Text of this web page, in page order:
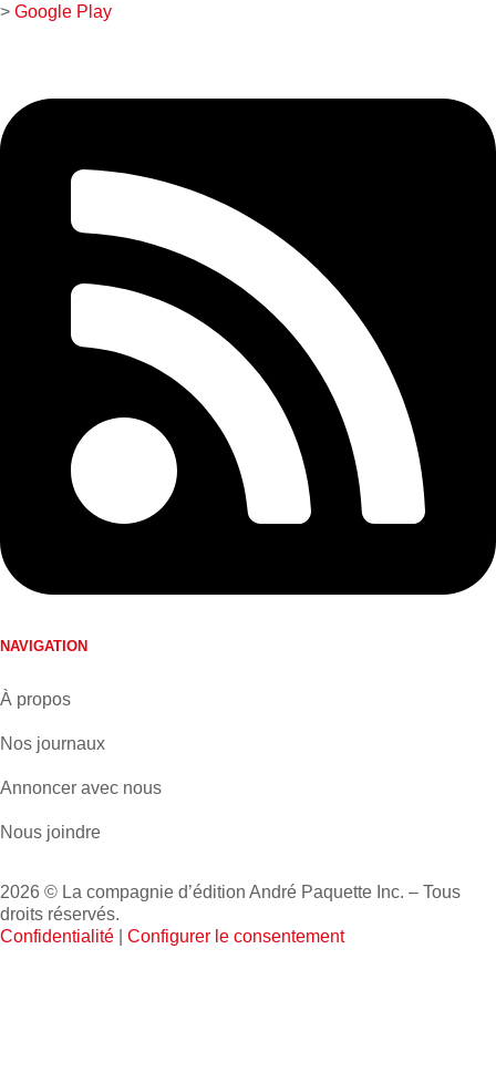
> Google Play
NAVIGATION
À propos
Nos journaux
Annoncer avec nous
Nous joindre
2026 © La compagnie d’édition André Paquette Inc. – Tous
droits réservés.
Confidentialité
Configurer le consentement